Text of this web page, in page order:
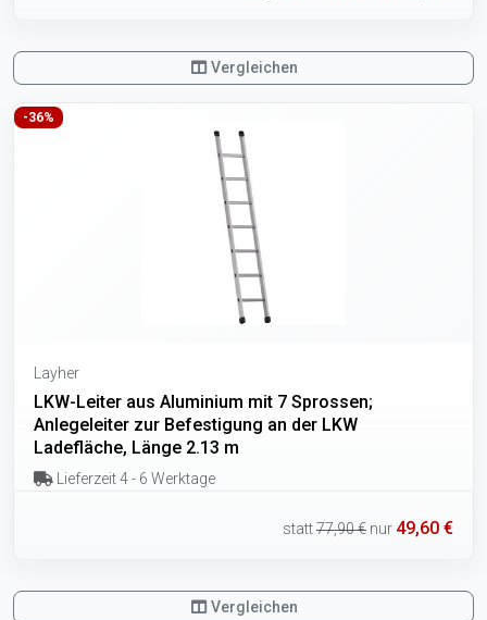
Vergleichen
-36%
Layher
LKW-Leiter aus Aluminium mit 7 Sprossen;
Anlegeleiter zur Befestigung an der LKW
Ladefläche, Länge 2.13 m
Lieferzeit 4 - 6 Werktage
statt77,90 € nur 49,60 €
Vergleichen